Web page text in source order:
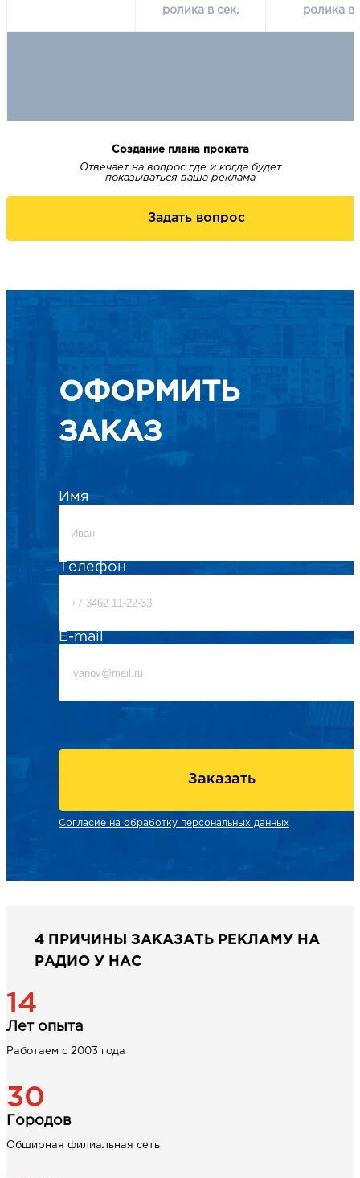
ролика в сек. ролика в
Создание плана проката
Отвечает на вопрос где и когда будет
показываться ваша реклама
Задать вопрос
ОФОРМИТЬ
ЗАКАЗ
Имя
Телефон
E-mail
Заказать
Согласие на обработку персональных данных
4 ПРИЧИНЫ ЗАКАЗАТЬ РЕКЛАМУ НА
РАДИО У НАС
14
Лет опыта
Работаем с 2003 года
30
Городов
Обширная филиальная сеть